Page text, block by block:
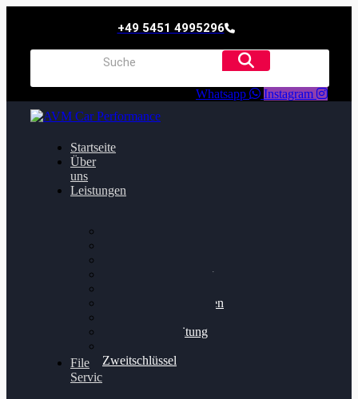
+49 5451 4995296
Whatsapp Instagram
Startseite
Über
uns
Leistungen
Getriebeoptimierung
Bremsscheiben planen
Felgenaufbereitung
Zweitschlüssel
File
Service